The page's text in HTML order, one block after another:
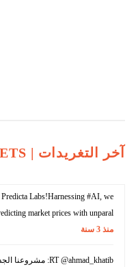
آخر التغريدات |
Labs!Harnessing #AI, we
market prices with unparal…
منذ 3 سنة